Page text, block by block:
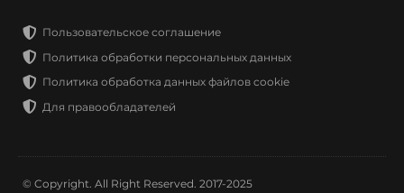
Пользовательское соглашение
Политика обработки персональных данных
Политика обработка данных файлов cookie
Для правообладателей
© Copyright. All Right Reserved. 2017-2025